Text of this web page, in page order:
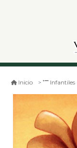
Inicio Infantiles